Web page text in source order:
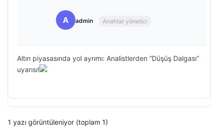
A admin Anahtar yönetici
Altın piyasasında yol ayrımı: Analistlerden “Düşüş Dalgası”
uyarısı!
1 yazı görüntüleniyor (toplam 1)